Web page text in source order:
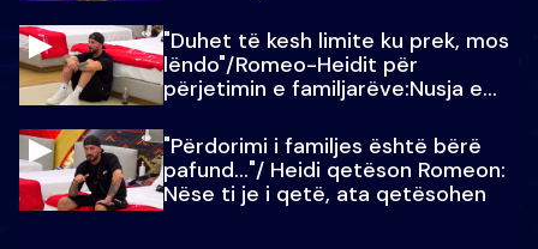
"Duhet të kesh limite ku prek, mos
lëndo"/Romeo-Heidit për
përjetimin e familjarëve:Nusja e
"Përdorimi i familjes është bërë
pafund…"/ Heidi qetëson Romeon:
Nëse ti je i qetë, ata qetësohen